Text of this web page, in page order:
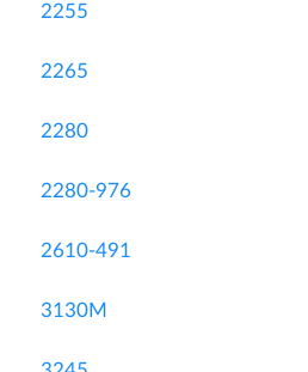
2255
2265
2280
2280-976
2610-491
3130M